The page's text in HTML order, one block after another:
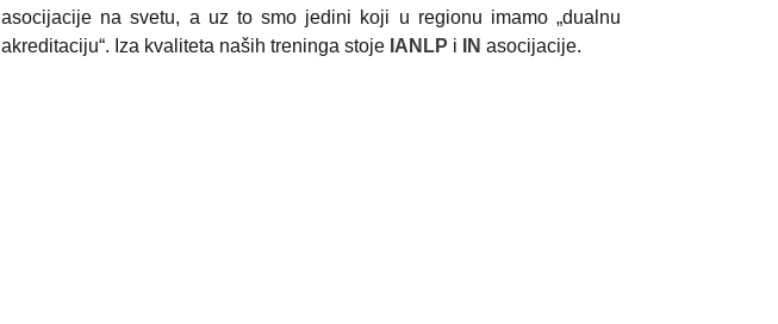
asocijacije na svetu, a uz to smo jedini koji u regionu imamo „dualnu
akreditaciju“. Iza kvaliteta naših treninga stoje IANLP i IN asocijacije.